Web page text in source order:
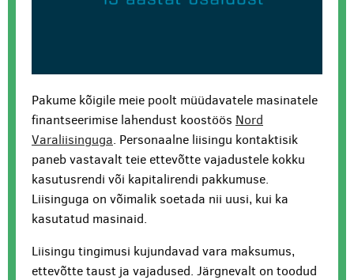
Pakume kõigile meie poolt müüdavatele masinatele
finantseerimise lahendust koostöös Nord
Varaliisinguga. Personaalne liisingu kontaktisik
paneb vastavalt teie ettevõtte vajadustele kokku
kasutusrendi või kapitalirendi pakkumuse.
Liisinguga on võimalik soetada nii uusi, kui ka
kasutatud masinaid.
Liisingu tingimusi kujundavad vara maksumus,
ettevõtte taust ja vajadused. Järgnevalt on toodud